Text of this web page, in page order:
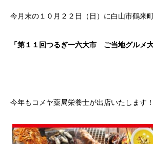
今月末の１０月２２日（日）に白山市鶴来
「第１１回つるぎ一六大市 ご当地グルメ
今年もコメヤ薬局栄養士が出店いたします！